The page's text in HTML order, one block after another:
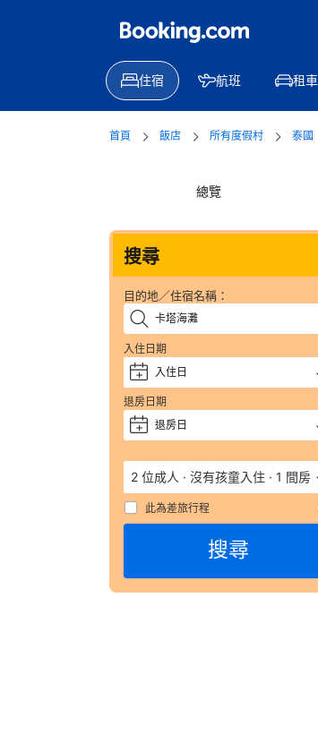
住宿 航班 租車
首頁 飯店 所有度假村 泰國
總覽
搜尋
目的地／住宿名稱：
入住日期
+ 入住日
退房日期
+ 退房日
2 位成人 · 沒有孩童入住 · 1 間房
此為差旅行程
搜尋